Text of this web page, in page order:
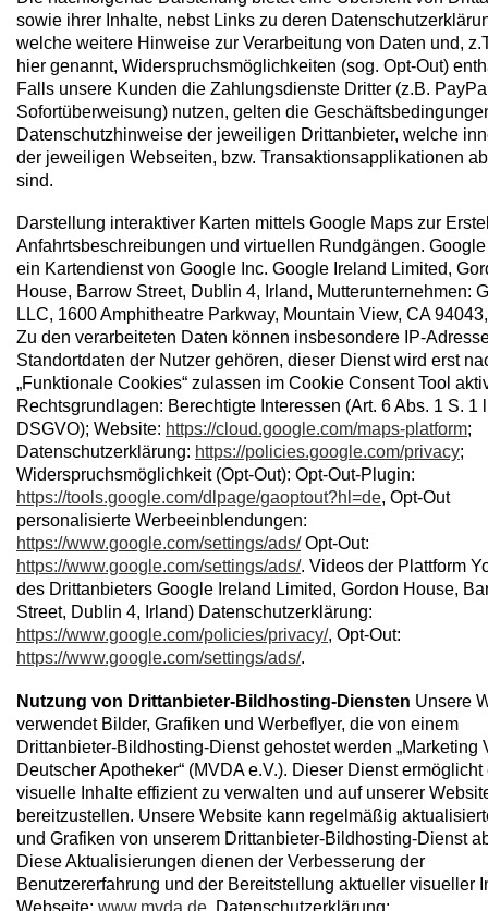
sowie ihrer Inhalte, nebst Links zu deren
welche weitere Hinweise zur Verarbeitung von Daten und,
hier genannt, Widerspruchsmöglichkeiten (sog. Opt-Out)
Falls unsere Kunden die Zahlungsdienste Dritter (z.B.
Sofortüberweisung) nutzen, gelten die
Datenschutzhinweise der jeweiligen Drittanbieter, welche
der jeweiligen Webseiten, bzw. Transaktionsapplikationen
sind.
Darstellung interaktiver Karten mittels Google Maps zur
Anfahrtsbeschreibungen und virtuellen Rundgängen.
ein Kartendienst von Google Inc. Google Ireland Limited,
House, Barrow Street, Dublin 4, Irland, Mutterunternehmen:
LLC, 1600 Amphitheatre Parkway, Mountain View, CA
Zu den verarbeiteten Daten können insbesondere IP-
Standortdaten der Nutzer gehören, dieser Dienst wird erst
„Funktionale Cookies“ zulassen im Cookie Consent Tool
Rechtsgrundlagen: Berechtigte Interessen (Art. 6 Abs. 1 S. 1
DSGVO); Website: https://cloud.google.com/maps-platform;
Datenschutzerklärung: https://policies.google.com/privacy;
Widerspruchsmöglichkeit (Opt-Out): Opt-Out-Plugin:
https://tools.google.com/dlpage/gaoptout?hl=de, Opt-Out
personalisierte Werbeeinblendungen:
https://www.google.com/settings/ads/Opt-Out:
https://www.google.com/settings/ads/. Videos der Plattform
des Drittanbieters Google Ireland Limited, Gordon House,
Street, Dublin 4, Irland) Datenschutzerklärung:
https://www.google.com/policies/privacy/, Opt-Out:
https://www.google.com/settings/ads/.
Nutzung von Drittanbieter-Bildhosting-Diensten Unsere
verwendet Bilder, Grafiken und Werbeflyer, die von einem
Drittanbieter-Bildhosting-Dienst gehostet werden „Marketing
Deutscher Apotheker“ (MVDA e.V.). Dieser Dienst ermöglicht
visuelle Inhalte effizient zu verwalten und auf unserer
bereitzustellen. Unsere Website kann regelmäßig
und Grafiken von unserem Drittanbieter-Bildhosting-Dienst
Diese Aktualisierungen dienen der Verbesserung der
Benutzererfahrung und der Bereitstellung aktueller visueller
Webseite: www.mvda.de. Datenschutzerklärung: